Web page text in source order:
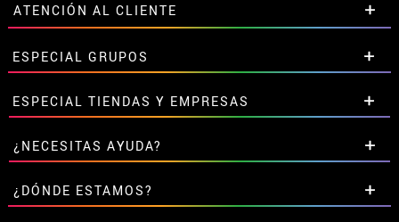
ATENCIÓN AL CLIENTE
• Horario tienda IBI
•Descuento estudiantes
• Sobre nosotros
• Condiciones de venta
• Aviso legal yPrivacidad
• Atencion al cliente
• Uso de Cookies
•Configuración de cookies
ESPECIAL GRUPOS
Descuentos especiales para grupos.
Contáctanos aquí
ESPECIAL TIENDAS Y EMPRESAS
Descuentos exclusivos para tiendas y empresas.
Contáctanos aquí
¿NECESITAS AYUDA?
Aún no he hecho mi pedido
Ya he realizado mi pedido
¿DÓNDE ESTAMOS?